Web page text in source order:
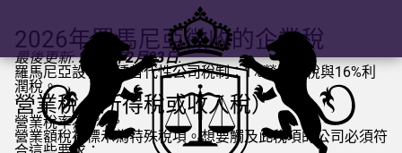
2026年羅馬尼亞徵收的企業稅
最後更新:2026年2月23日.
羅馬尼亞設有兩種替代性公司稅制：1%營業額稅與16%利
潤稅。
營業稅（所得稅或收入稅）
營業稅率為1% 。
營業額稅被標示為特殊稅項。想要觸及此稅項的公司必須符